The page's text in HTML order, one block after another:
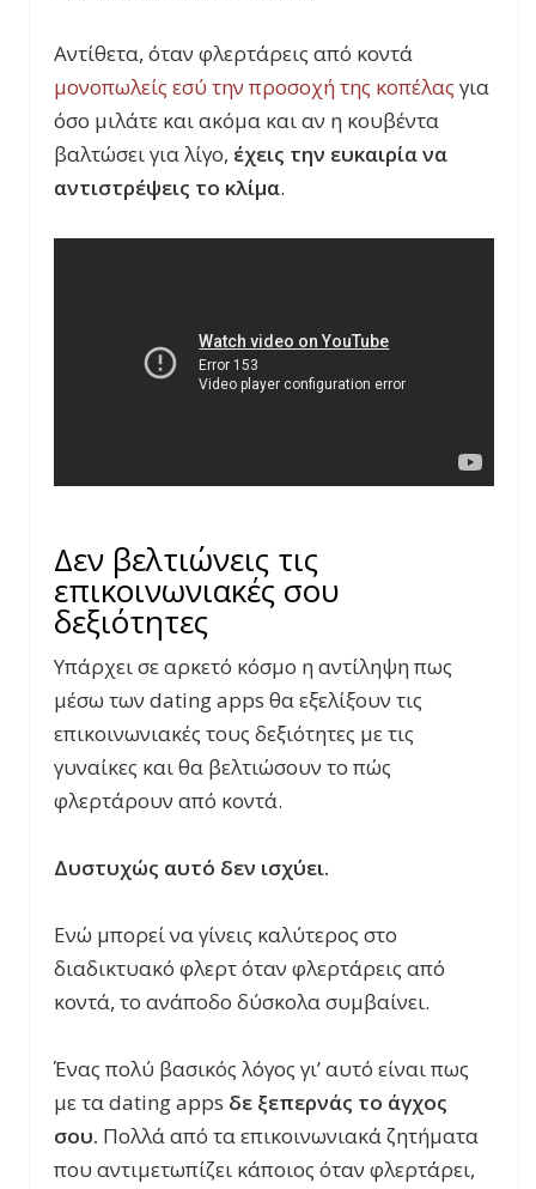
Αντίθετα, όταν φλερτάρεις από κοντά
μονοπωλείς εσύ την προσοχή της κοπέλας για
όσο μιλάτε και ακόμα και αν η κουβέντα
βαλτώσει για λίγο, έχεις την ευκαιρία να
αντιστρέψεις το κλίμα.
Δεν βελτιώνεις τις
επικοινωνιακές σου
δεξιότητες
Υπάρχει σε αρκετό κόσμο η αντίληψη πως
μέσω των dating apps θα εξελίξουν τις
επικοινωνιακές τους δεξιότητες με τις
γυναίκες και θα βελτιώσουν το πώς
φλερτάρουν από κοντά.
Δυστυχώς αυτό δεν ισχύει.
Ενώ μπορεί να γίνεις καλύτερος στο
διαδικτυακό φλερτ όταν φλερτάρεις από
κοντά, το ανάποδο δύσκολα συμβαίνει.
Ένας πολύ βασικός λόγος γι’ αυτό είναι πως
με τα dating apps δε ξεπερνάς το άγχος
σου. Πολλά από τα επικοινωνιακά ζητήματα
που αντιμετωπίζει κάποιος όταν φλερτάρει,